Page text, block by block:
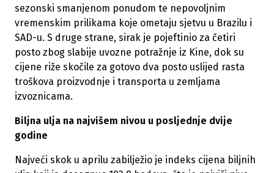
sezonski smanjenom ponudom te nepovoljnim
vremenskim prilikama koje ometaju sjetvu u Brazilu i
SAD-u. S druge strane, sirak je pojeftinio za četiri
posto zbog slabije uvozne potražnje iz Kine, dok su
cijene riže skočile za gotovo dva posto uslijed rasta
troškova proizvodnje i transporta u zemljama
izvoznicama.
Biljna ulja na najvišem nivou u posljednje dvije
godine
Najveći skok u aprilu zabilježio je indeks cijena biljnih